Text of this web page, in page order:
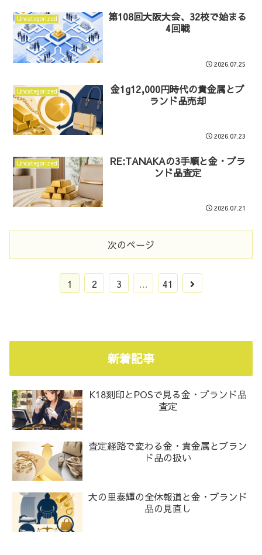
Uncategorized
第108回大阪大会、32校で始まる
4回戦
2026.07.25
Uncategorized
金1g12,000円時代の貴金属とブ
ランド品売却
2026.07.23
Uncategorized
RE:TANAKAの3手順と金・ブラ
ンド品査定
2026.07.21
次のページ
1 2 3 … 41
新着記事
K18刻印とPOSで見る金・ブランド品
査定
査定経路で変わる金・貴金属とブラン
ド品の扱い
大の里泰輝の全休報道と金・ブランド
品の見直し